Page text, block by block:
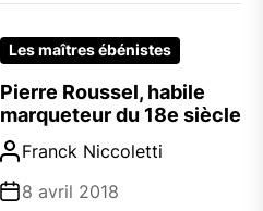
Les maîtres ébénistes
Pierre Roussel, habile
marqueteur du 18e siècle
Franck Niccoletti
8 avril 2018